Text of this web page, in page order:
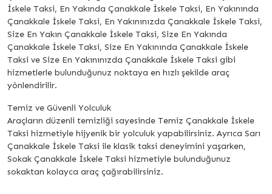
İskele Taksi, En Yakında Çanakkale İskele Taksi, En Yakınında
Çanakkale İskele Taksi, En Yakınınızda Çanakkale İskele Taksi,
Size En Yakın Çanakkale İskele Taksi, Size En Yakında
Çanakkale İskele Taksi, Size En Yakınında Çanakkale İskele
Taksi ve Size En Yakınınızda Çanakkale İskele Taksi gibi
hizmetlerle bulunduğunuz noktaya en hızlı şekilde araç
yönlendirilir.
Temiz ve Güvenli Yolculuk
Araçların düzenli temizliği sayesinde Temiz Çanakkale İskele
Taksi hizmetiyle hijyenik bir yolculuk yapabilirsiniz. Ayrıca Sarı
Çanakkale İskele Taksi ile klasik taksi deneyimini yaşarken,
Sokak Çanakkale İskele Taksi hizmetiyle bulunduğunuz
sokaktan kolayca araç çağırabilirsiniz.